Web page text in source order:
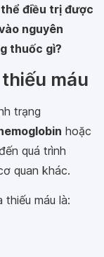
điều trị được
nguyên
thuốc gì?
máu
trạng
hoặc
quá trình
quan khác.
máu là: